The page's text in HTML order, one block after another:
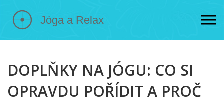
DOPLŇKY NA JÓGU: CO SI
OPRAVDU POŘÍDIT A PROČ